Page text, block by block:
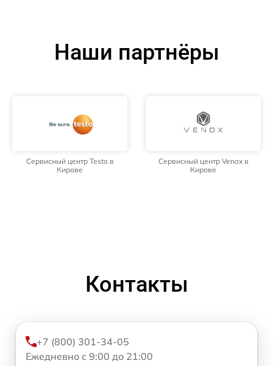
Наши партнёры
Сервисный центр Testo в
Кирове
Сервисный центр Venox в
Кирове
Контакты
+7 (800) 301-34-05
Ежедневно с 9:00 до 21:00